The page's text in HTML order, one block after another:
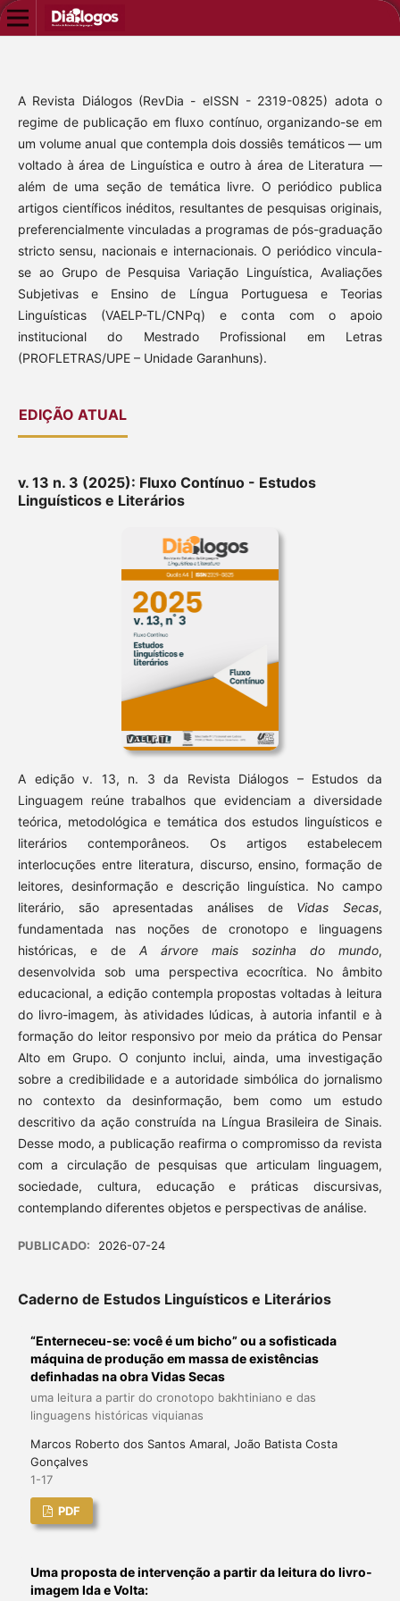
A Revista Diálogos (RevDia - eISSN - 2319-0825) adota o
regime de publicação em fluxo contínuo, organizando-se em
um volume anual que contempla dois dossiês temáticos — um
voltado à área de Linguística e outro à área de Literatura —
além de uma seção de temática livre. O periódico publica
artigos científicos inéditos, resultantes de pesquisas originais,
preferencialmente vinculadas a programas de pós-graduação
stricto sensu, nacionais e internacionais. O periódico vincula-
se ao Grupo de Pesquisa Variação Linguística, Avaliações
Subjetivas e Ensino de Língua Portuguesa e Teorias
Linguísticas (VAELP-TL/CNPq) e conta com o apoio
institucional do Mestrado Profissional em Letras
(PROFLETRAS/UPE – Unidade Garanhuns).
EDIÇÃO ATUAL
v. 13 n. 3 (2025): Fluxo Contínuo - Estudos
Linguísticos e Literários
A edição v. 13, n. 3 da Revista Diálogos – Estudos da
Linguagem reúne trabalhos que evidenciam a diversidade
teórica, metodológica e temática dos estudos linguísticos e
literários contemporâneos. Os artigos estabelecem
interlocuções entre literatura, discurso, ensino, formação de
leitores, desinformação e descrição linguística. No campo
literário, são apresentadas análises de Vidas Secas,
fundamentada nas noções de cronotopo e linguagens
históricas, e de A árvore mais sozinha do mundo,
desenvolvida sob uma perspectiva ecocrítica. No âmbito
educacional, a edição contempla propostas voltadas à leitura
do livro-imagem, às atividades lúdicas, à autoria infantil e à
formação do leitor responsivo por meio da prática do Pensar
Alto em Grupo. O conjunto inclui, ainda, uma investigação
sobre a credibilidade e a autoridade simbólica do jornalismo
no contexto da desinformação, bem como um estudo
descritivo da ação construída na Língua Brasileira de Sinais.
Desse modo, a publicação reafirma o compromisso da revista
com a circulação de pesquisas que articulam linguagem,
sociedade, cultura, educação e práticas discursivas,
contemplando diferentes objetos e perspectivas de análise.
PUBLICADO: 2026-07-24
Caderno de Estudos Linguísticos e Literários
“Enterneceu-se: você é um bicho” ou a sofisticada
máquina de produção em massa de existências
definhadas na obra Vidas Secas
uma leitura a partir do cronotopo bakhtiniano e das
linguagens históricas viquianas
Marcos Roberto dos Santos Amaral, João Batista Costa
Gonçalves
1-17
PDF
Uma proposta de intervenção a partir da leitura do livro-
imagem Ida e Volta: